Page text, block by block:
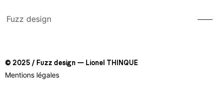
Fuzz design
© 2025 / Fuzz design — Lionel THINQUE
Mentions légales